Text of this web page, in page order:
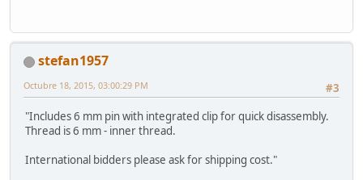
stefan1957
#3
Octubre 18, 2015, 03:00:29 PM
"Includes 6 mm pin with integrated clip for quick disassembly.
Thread is 6 mm - inner thread.
International bidders please ask for shipping cost."